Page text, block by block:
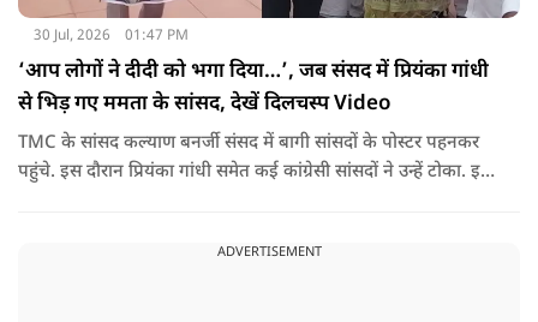
30 Jul, 2026 01:47 PM
‘आप लोगों ने दीदी को भगा दिया…’, जब संसद में प्रियंका गांधी
से भिड़ गए ममता के सांसद, देखें दिलचस्प Video
TMC के सांसद कल्याण बनर्जी संसद में बागी सांसदों के पोस्टर पहनकर
पहुंचे. इस दौरान प्रियंका गांधी समेत कई कांग्रेसी सांसदों ने उन्हें टोका. इस
ADVERTISEMENT